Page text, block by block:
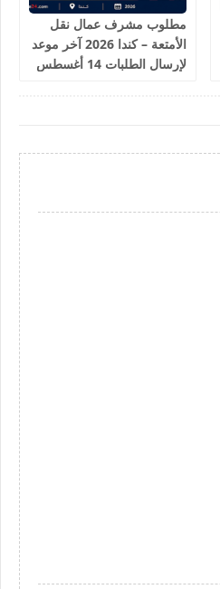
مطلوب مشرف عمال نقل
الأمتعة – كندا 2026 آخر موعد
لإرسال الطلبات 14 أغسطس